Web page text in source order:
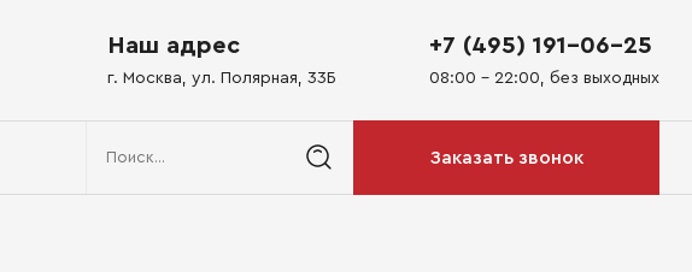
Наш адрес
г. Москва, ул. Полярная, 33Б
+7 (495) 191-06-25
08:00 - 22:00, без выходных
Заказать звонок